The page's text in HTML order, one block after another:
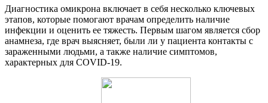
Диагностика омикрона включает в себя несколько ключевых
этапов, которые помогают врачам определить наличие
инфекции и оценить ее тяжесть. Первым шагом является сбор
анамнеза, где врач выясняет, были ли у пациента контакты с
зараженными людьми, а также наличие симптомов,
характерных для COVID-19.